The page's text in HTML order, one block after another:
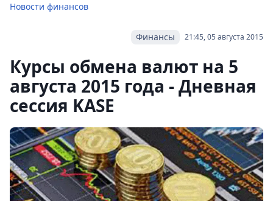
Новости финансов
21:45, 05 августа 2015
Финансы
Курсы обмена валют на 5
августа 2015 года - Дневная
сессия KASE